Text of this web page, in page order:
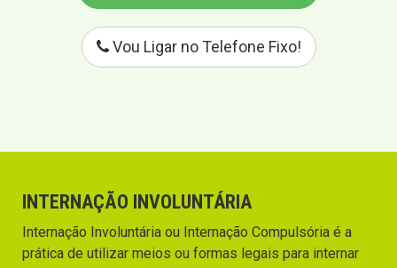
Vou Ligar no Telefone Fixo!
INTERNAÇÃO INVOLUNTÁRIA
Internação Involuntária ou Internação Compulsória é a
prática de utilizar meios ou formas legais para internar